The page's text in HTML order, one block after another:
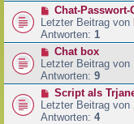
Chat-
Letzter Beitrag von
Antworten: 1
Chat box
Letzter Beitrag von
Antworten: 9
Script als
Letzter Beitrag von
Antworten: 4